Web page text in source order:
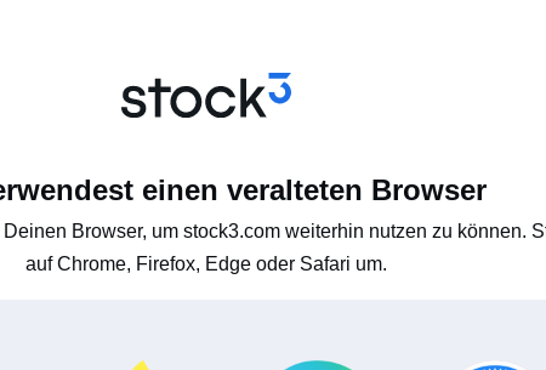
einen veralteten Browser
Browser, um stock3.com weiterhin nutzen zu können.
auf Chrome, Firefox, Edge oder Safari um.